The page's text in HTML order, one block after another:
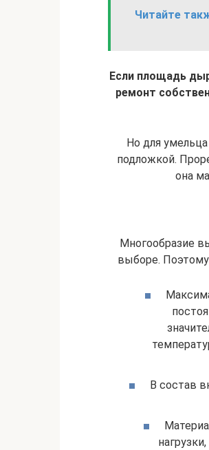
Читайте
Если площадь
ремонт
Но для
подложкой.
она
Многообразие
выборе.
В состав